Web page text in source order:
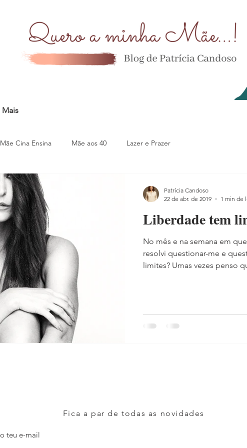
Mais
Mãe Cina Ensina Mãe aos 40 Lazer e Prazer
Liberdade tem
No mês e na semana em
resolvi questionar-me e
limites? Umas vezes penso
Patrícia Candoso
22 de abr. de 2019
1 min de
Fica a par de todas as novidades